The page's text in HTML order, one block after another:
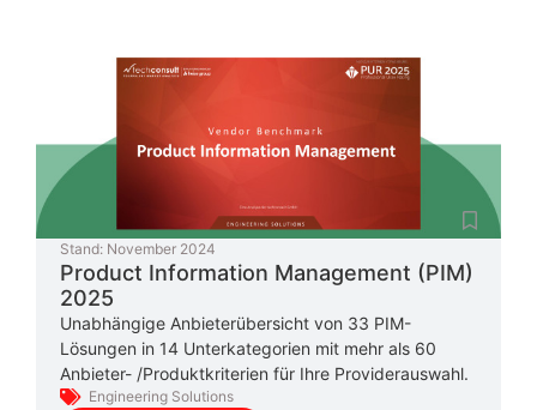
Stand: November 2024
Product Information Management (PIM)
2025
Unabhängige Anbieterübersicht von 33 PIM-
Lösungen in 14 Unterkategorien mit mehr als 60
Anbieter- /Produktkriterien für Ihre Providerauswahl.
Engineering Solutions